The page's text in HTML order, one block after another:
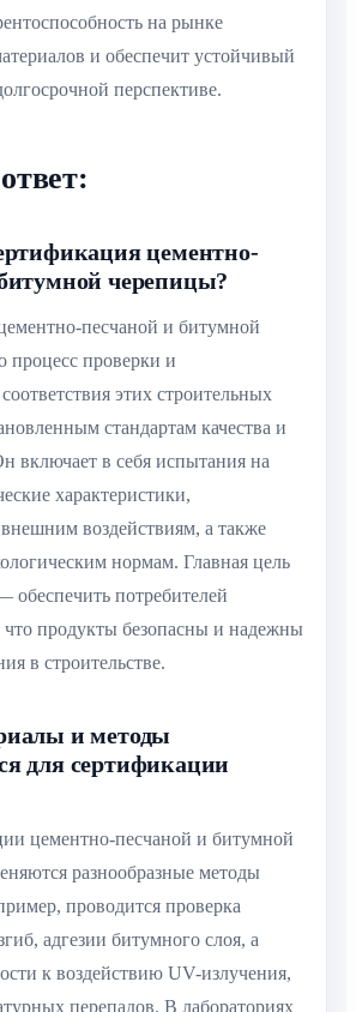
на рынке
и обеспечит устойчивый
перспективе.
цементно-
черепицы?
песчаной и битумной
проверки и
этих строительных
стандартам качества и
включает в себя испытания на
характеристики,
воздействиям, а также
нормам. Главная цель
обеспечить потребителей
что продукты безопасны и надежны
в строительстве.
и методы
для сертификации
цементно-песчаной и битумной
разнообразные методы
проводится проверка
адгезии битумного слоя, а
к воздействию UV-излучения,
перепадов. В лабораториях